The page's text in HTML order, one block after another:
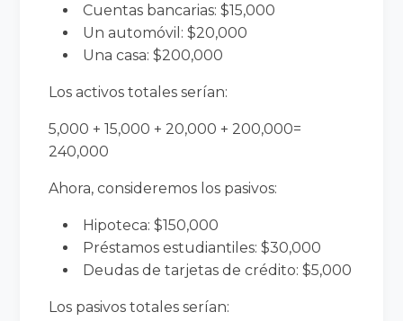
Cuentas bancarias: $15,000
Un automóvil: $20,000
Una casa: $200,000
Los activos totales serían:
5,000 + 15,000 + 20,000 + 200,000=
240,000
Ahora, consideremos los pasivos:
Hipoteca: $150,000
Préstamos estudiantiles: $30,000
Deudas de tarjetas de crédito: $5,000
Los pasivos totales serían: